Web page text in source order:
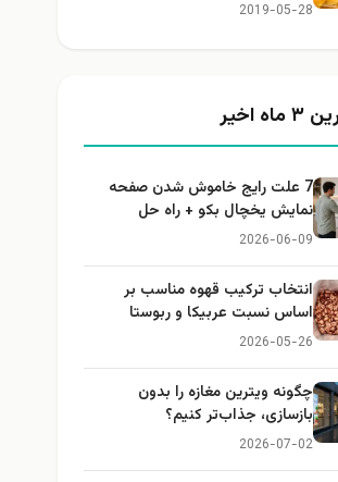
2019-05-28
اخیر
7 علت رایج خاموش شدن صفحه
نمایش یخچال بکو + راه حل
2026-06-09
انتخاب ترکیب قهوه مناسب بر
اساس نسبت عربیکا و ربوستا
2026-05-26
چگونه ویترین مغازه را بدون
بازسازی، جذاب‌تر کنیم؟
2026-07-02